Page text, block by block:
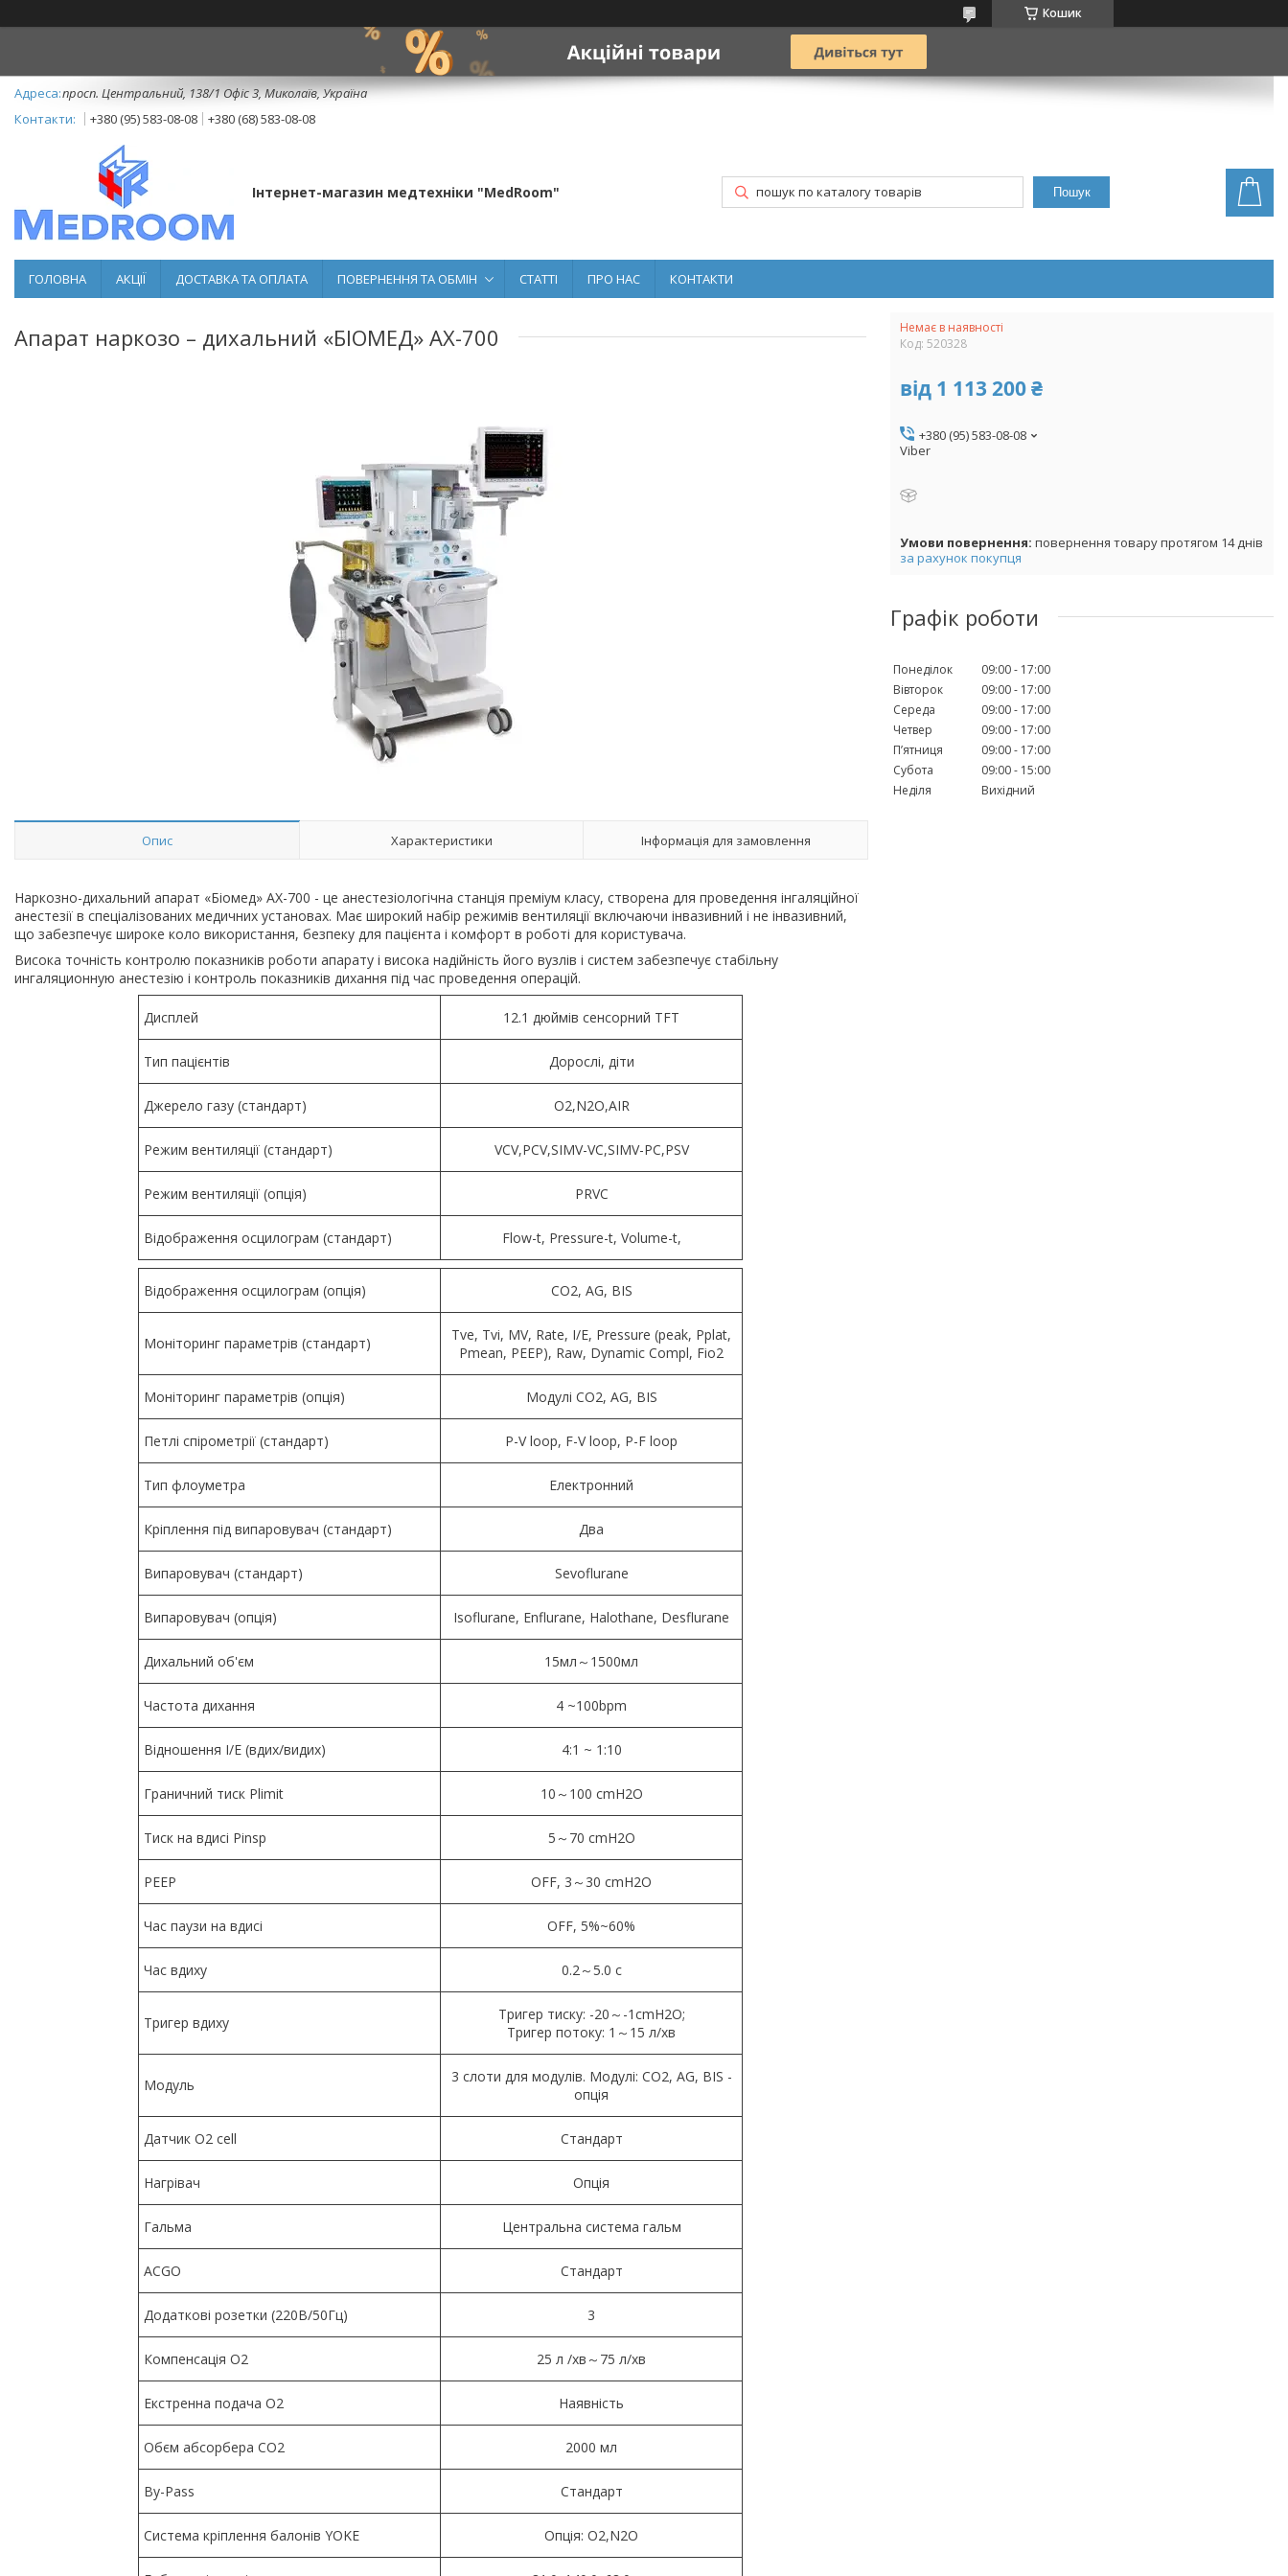
Кошик
просп. Центральний, 138/1 Офіс 3, Миколаїв, Україна
+380 (95) 583-08-08
+380 (68) 583-08-08
Інтернет-магазин медтехніки "MedRoom" Пошук
ГОЛОВНА АКЦІЇ ДОСТАВКА ТА ОПЛАТА ПОВЕРНЕННЯ ТА ОБМІН СТАТТІ ПРО НАС КОНТАКТИ
Апарат наркозо – дихальний «БІОМЕД» AX-700
Опис Характеристики Інформація для замовлення
Наркозно-дихальний апарат «Біомед» АХ-700 - це анестезіологічна станція преміум класу, створена для проведення інгаляційної
анестезії в спеціалізованих медичних установах. Має широкий набір режимів вентиляції включаючи інвазивний і не інвазивний,
що забезпечує широке коло використання, безпеку для пацієнта і комфорт в роботі для користувача.
Висока точність контролю показників роботи апарату і висока надійність його вузлів і систем забезпечує стабільну
ингаляционную анестезію і контроль показників дихання під час проведення операцій.
Дисплей 12.1 дюймів сенсорний TFT
Тип пацієнтів Дорослі, діти
Джерело газу (стандарт) O2,N2O,AIR
Режим вентиляції (стандарт) VCV,PCV,SIMV-VC,SIMV-PC,PSV
Режим вентиляції (опція) PRVC
Відображення осцилограм (стандарт) Flow-t, Pressure-t, Volume-t,
Відображення осцилограм (опція) CO2, AG, BIS
Моніторинг параметрів (стандарт)
Tve, Tvi, MV, Rate, I/E, Pressure (peak, Pplat,
Pmean, PEEP), Raw, Dynamic Compl, Fio2
Моніторинг параметрів (опція) Модулі CO2, AG, BIS
Петлі спірометрії (стандарт) P-V loop, F-V loop, P-F loop
Тип флоуметра Електронний
Кріплення під випаровувач (стандарт) Два
Випаровувач (стандарт) Sevoflurane
Випаровувач (опція) Isoflurane, Enflurane, Halothane, Desflurane
Дихальний об'єм 15мл～1500мл
Частота дихання 4 ~100bpm
Відношення I/E (вдих/видих) 4:1 ~ 1:10
Граничний тиск Plimit 10～100 cmH2O
Тиск на вдисі Pinsp 5～70 cmH2O
PEEP OFF, 3～30 cmH2O
Час паузи на вдисі OFF, 5%~60%
Час вдиху 0.2～5.0 c
Тригер вдиху
Тригер тиску: -20～-1cmH2O;
Тригер потоку: 1～15 л/хв
Модуль
3 слоти для модулів. Модулі: CO2, AG, BIS -
опція
Датчик O2 cell Стандарт
Нагрівач Опція
Гальма Центральна система гальм
ACGO Стандарт
Додаткові розетки (220В/50Гц) 3
Компенсація O2 25 л /хв～75 л/хв
Екстренна подача O2 Наявність
Обєм абсорбера CO2 2000 мл
By-Pass Стандарт
Система кріплення балонів YOKE Опція: O2,N2O
Немає в наявності
Код: 520328
від 1 113 200 ₴
+380 (95) 583-08-08
Viber
повернення товару протягом 14 днів
за рахунок покупця
Графік роботи
Понеділок 09:00
17:00
Вівторок
09:00
17:00
Середа
09:00
17:00
Четвер
09:00
17:00
Пʼятниця
09:00
17:00
Субота
09:00
15:00
Неділя
Вихідний